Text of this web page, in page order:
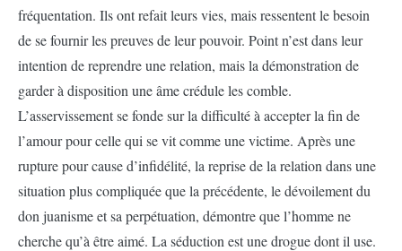
fréquentation. Ils ont refait leurs vies, mais ressentent le besoin
de se fournir les preuves de leur pouvoir. Point n’est dans leur
intention de reprendre une relation, mais la démonstration de
garder à disposition une âme crédule les comble.
L’asservissement se fonde sur la difficulté à accepter la fin de
l’amour pour celle qui se vit comme une victime. Après une
rupture pour cause d’infidélité, la reprise de la relation dans une
situation plus compliquée que la précédente, le dévoilement du
don juanisme et sa perpétuation, démontre que l’homme ne
cherche qu’à être aimé. La séduction est une drogue dont il use.